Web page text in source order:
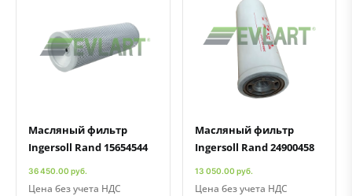
Быстрый просмотрДобавить к сравнению
Масляный фильтр
Ingersoll Rand 15654544
36 450.00 руб.
Цена без учета НДС
Быстрый просмотрДобавить к сравнению
Масляный фильтр
Ingersoll Rand 24900458
13 050.00 руб.
Цена без учета НДС